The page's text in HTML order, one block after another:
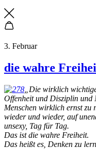
3. Februar
die wahre
„Die wirklich
Offenheit und Disziplin und
Menschen wirklich ernst zu
wieder und wieder, auf
unsexy, Tag für Tag.
Das ist die wahre Freiheit.
Das heißt es, Denken zu